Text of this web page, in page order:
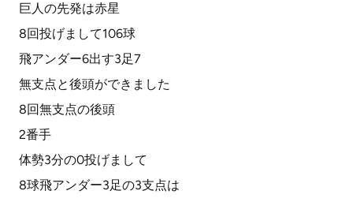
巨人の先発は赤星
8回投げまして106球
飛アンダー6出す3足7
無支点と後頭ができました
8回無支点の後頭
2番手
体勢3分の0投げまして
8球飛アンダー3足の3支点は